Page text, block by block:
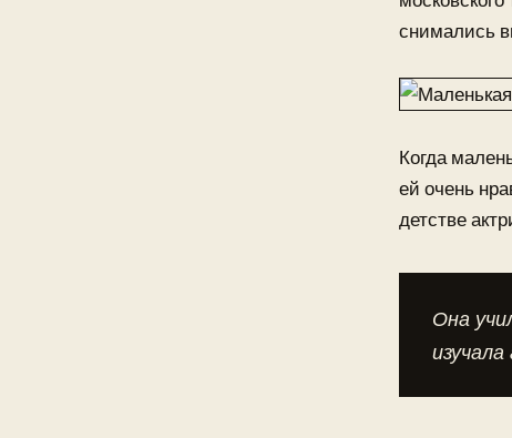
снимались
Когда
ей очень
детстве
Она